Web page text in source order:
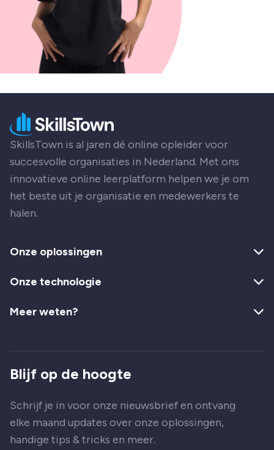
SkillsTown is al jaren dé online opleider voor
succesvolle organisaties in Nederland. Met ons
innovatieve online leerplatform helpen we je om
het beste uit je organisatie en medewerkers te
halen.
Onze oplossingen
Onze technologie
Meer weten?
Blijf op de hoogte
Schrijf je in voor onze nieuwsbrief en ontvang
elke maand updates over onze oplossingen,
handige tips & tricks en meer.